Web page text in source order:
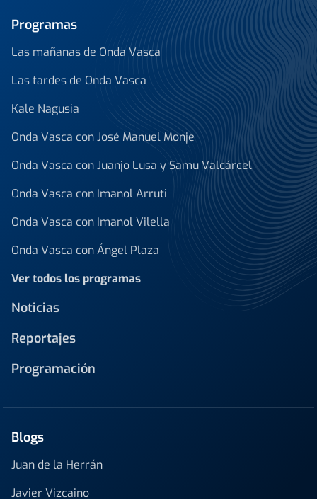
Programas
Las mañanas de Onda Vasca
Las tardes de Onda Vasca
Kale Nagusia
Onda Vasca con José Manuel Monje
Onda Vasca con Juanjo Lusa y Samu Valcárcel
Onda Vasca con Imanol Arruti
Onda Vasca con Imanol Vilella
Onda Vasca con Ángel Plaza
Ver todos los programas
Noticias
Reportajes
Programación
Blogs
Juan de la Herrán
Javier Vizcaino